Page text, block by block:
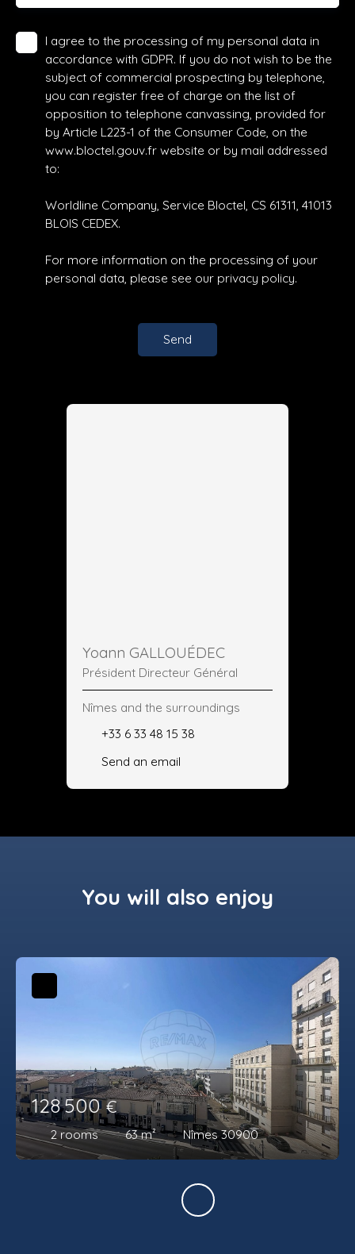
I agree to the processing of my personal data in
accordance with GDPR. If you do not wish to be the
subject of commercial prospecting by telephone,
you can register free of charge on the list of
opposition to telephone canvassing, provided for
by Article L223-1 of the Consumer Code, on the
www.bloctel.gouv.fr website or by mail addressed
to:
Worldline Company, Service Bloctel, CS 61311, 41013
BLOIS CEDEX.
For more information on the processing of your
personal data, please see our privacy policy.
Send
Yoann GALLOUÉDEC
Président Directeur Général
Nîmes and the surroundings
+33 6 33 48 15 38
Send an email
You will also enjoy
128 500€
2 rooms 63m² Nîmes 30900